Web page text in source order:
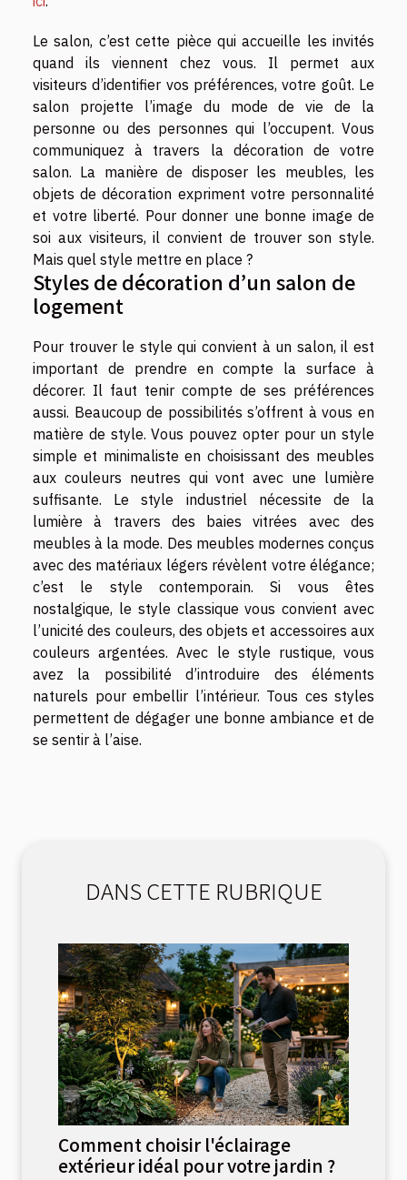
Le salon, c’est cette pièce qui accueille les invités
quand ils viennent chez vous. Il permet aux
visiteurs d’identifier vos préférences, votre goût. Le
salon projette l’image du mode de vie de la
personne ou des personnes qui l’occupent. Vous
communiquez à travers la décoration de votre
salon. La manière de disposer les meubles, les
objets de décoration expriment votre personnalité
et votre liberté. Pour donner une bonne image de
soi aux visiteurs, il convient de trouver son style.
Mais quel style mettre en place ?
Styles de décoration d’un salon de
logement
Pour trouver le style qui convient à un salon, il est
important de prendre en compte la surface à
décorer. Il faut tenir compte de ses préférences
aussi. Beaucoup de possibilités s’offrent à vous en
matière de style. Vous pouvez opter pour un style
simple et minimaliste en choisissant des meubles
aux couleurs neutres qui vont avec une lumière
suffisante. Le style industriel nécessite de la
lumière à travers des baies vitrées avec des
meubles à la mode. Des meubles modernes conçus
avec des matériaux légers révèlent votre élégance;
c’est le style contemporain. Si vous êtes
nostalgique, le style classique vous convient avec
l’unicité des couleurs, des objets et accessoires aux
couleurs argentées. Avec le style rustique, vous
avez la possibilité d’introduire des éléments
naturels pour embellir l’intérieur. Tous ces styles
permettent de dégager une bonne ambiance et de
se sentir à l’aise.
DANS CETTE RUBRIQUE
Comment choisir l'éclairage
extérieur idéal pour votre jardin ?